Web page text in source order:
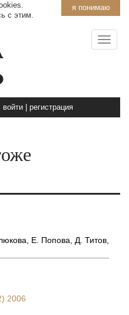
я понимаю
с этим.
войти регистрация
Е. Попова, Д. Титов
2006